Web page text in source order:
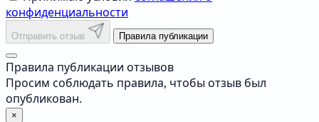
конфиденциальности
Отправить отзыв Правила публикации
Правила публикации отзывов
Просим соблюдать правила, чтобы отзыв был
опубликован.
×